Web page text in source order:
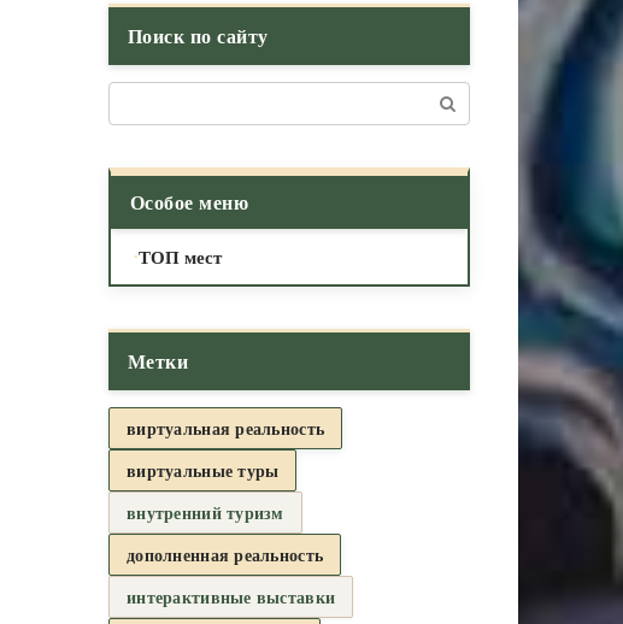
Поиск по сайту
Особое меню
ТОП мест
Метки
виртуальная реальность
виртуальные туры
внутренний туризм
дополненная реальность
интерактивные выставки